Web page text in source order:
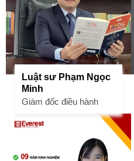
Luật sư Phạm Ngọc
Minh
Giám đốc điều hành